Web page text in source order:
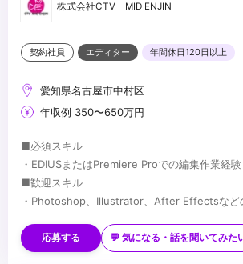
株式会社CTV MID ENJIN
契約社員 エディター 年間休日120日以上
愛知県名古屋市中村区
年収例 350〜650万円
■必須スキル
・EDIUSまたはPremiere Proでの編集作業経験
■歓迎スキル
・Photoshop、Illustrator、After Effectsなど
・EVSの操作が出来る方
...
応募する 💬 気になる・話を聞いてみた